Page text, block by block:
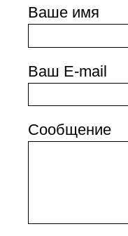
Ваше имя
Ваш E-mail
Сообщение